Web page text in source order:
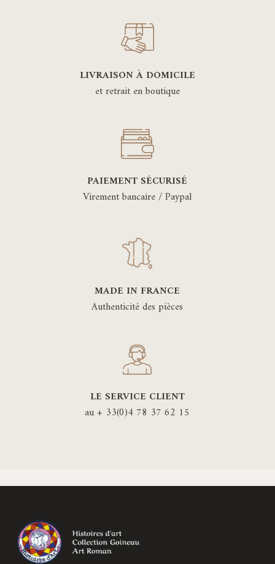
LIVRAISON À DOMICILE
et retrait en boutique
PAIEMENT SÉCURISÉ
Virement bancaire / Paypal
MADE IN FRANCE
Authenticité des pièces
LE SERVICE CLIENT
au + 33(0)4 78 37 62 15